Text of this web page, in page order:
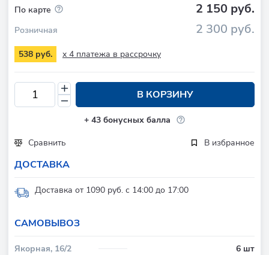
По карте 2 150 руб.
Розничная 2 300 руб.
538 руб. x 4 платежа в рассрочку
В КОРЗИНУ
+ 43бонусных балла
Сравнить
В избранное
ДОСТАВКА
Доставка от 1090 руб. с 14:00 до 17:00
CАМОВЫВОЗ
Якорная, 16/2
6 шт